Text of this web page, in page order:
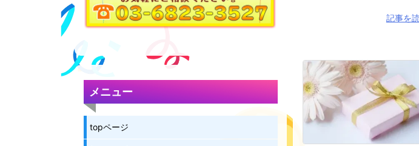
記事を
メニュー
topページ